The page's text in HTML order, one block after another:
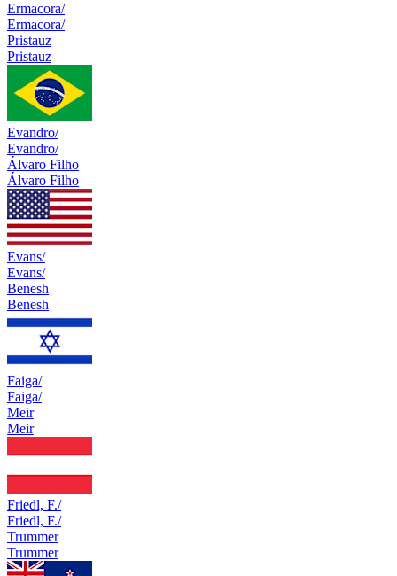
Ermacora/
Ermacora/
Pristauz
Pristauz
Evandro/
Evandro/
Álvaro Filho
Álvaro Filho
Evans/
Evans/
Benesh
Benesh
Faiga/
Faiga/
Meir
Meir
Friedl, F./
Friedl, F./
Trummer
Trummer